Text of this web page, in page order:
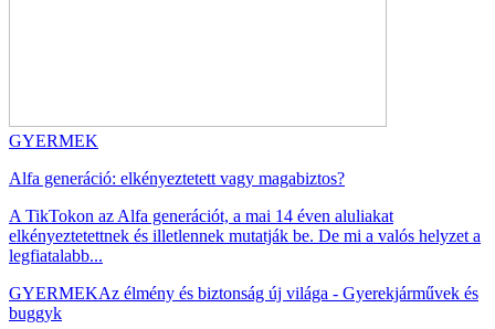
GYERMEK
Alfa generáció: elkényeztetett vagy magabiztos?
A TikTokon az Alfa generációt, a mai 14 éven aluliakat
elkényeztetettnek és illetlennek mutatják be. De mi a valós helyzet a
legfiatalabb...
GYERMEKAz élmény és biztonság új világa - Gyerekjárművek és
buggyk